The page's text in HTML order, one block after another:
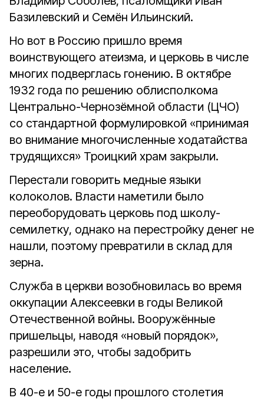
Базилевский и Семён Ильинский.
Но вот в Россию пришло время
воинствующего атеизма, и церковь в числе
многих подверглась гонению. В октябре
1932 года по решению облисполкома
Центрально-Чернозёмной области (ЦЧО)
со стандартной формулировкой «принимая
во внимание многочисленные ходатайства
трудящихся» Троицкий храм закрыли.
Перестали говорить медные языки
колоколов. Власти наметили было
переоборудовать церковь под школу-
семилетку, однако на перестройку денег не
нашли, поэтому превратили в склад для
зерна.
Служба в церкви возобновилась во время
оккупации Алексеевки в годы Великой
Отечественной войны. Вооружённые
пришельцы, наводя «новый порядок»,
разрешили это, чтобы задобрить
население.
В 40-е и 50-е годы прошлого столетия